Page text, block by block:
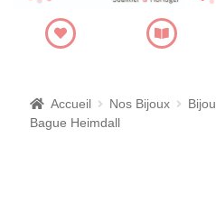
Accueil Nos Bijoux
Bague Heimdall